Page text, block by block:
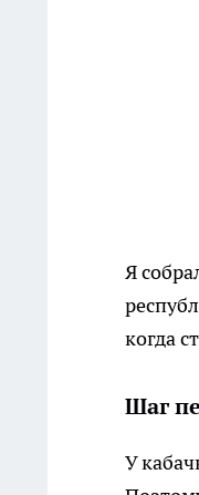
Я
когда
Шаг
У